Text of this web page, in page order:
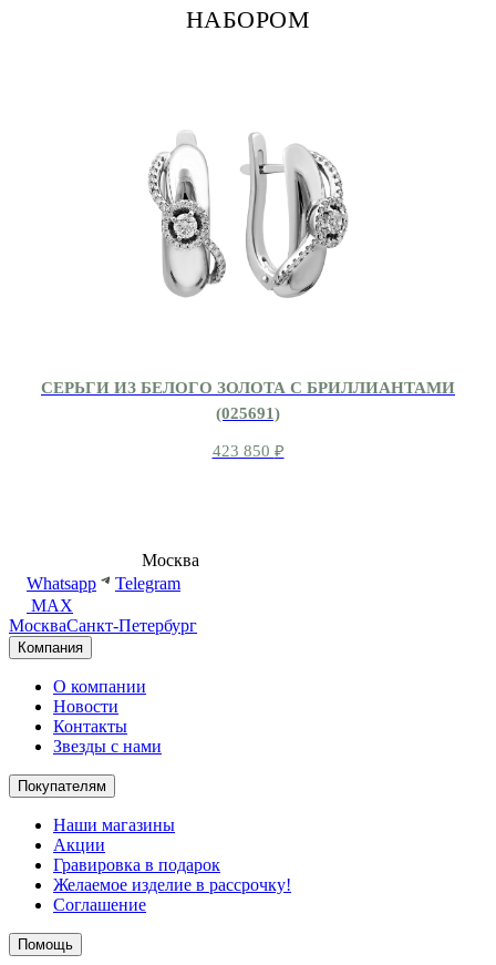
НАБОРОМ
СЕРЬГИ ИЗ БЕЛОГО ЗОЛОТА С БРИЛЛИАНТАМИ
(025691)
423 850 ₽
Москва
Whatsapp
Telegram
MAX
МоскваСанкт-Петербург
Компания
О компании
Новости
Контакты
Звезды с нами
Покупателям
Наши магазины
Акции
Гравировка в подарок
Желаемое изделие в рассрочку!
Соглашение
Помощь